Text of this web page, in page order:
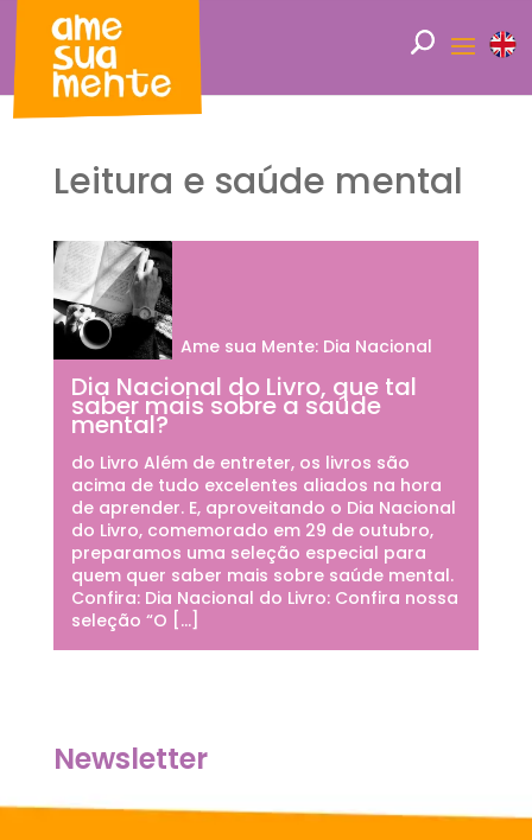
Leitura e saúde mental
Dia Nacional do Livro, que tal
saber mais sobre a saúde
mental?
Ame sua Mente: Dia Nacional
do Livro Além de entreter, os livros são
acima de tudo excelentes aliados na hora
de aprender. E, aproveitando o Dia Nacional
do Livro, comemorado em 29 de outubro,
preparamos uma seleção especial para
quem quer saber mais sobre saúde mental.
Confira: Dia Nacional do Livro: Confira nossa
seleção “O […]
Newsletter